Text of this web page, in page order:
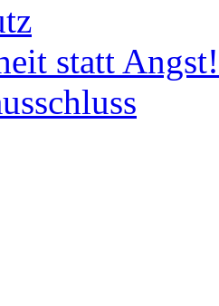
statt Angst!